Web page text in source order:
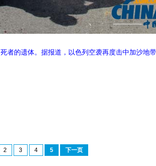
者的遗体。据报道，以色列空袭再度击中加沙地
2 3 4 5 下一页